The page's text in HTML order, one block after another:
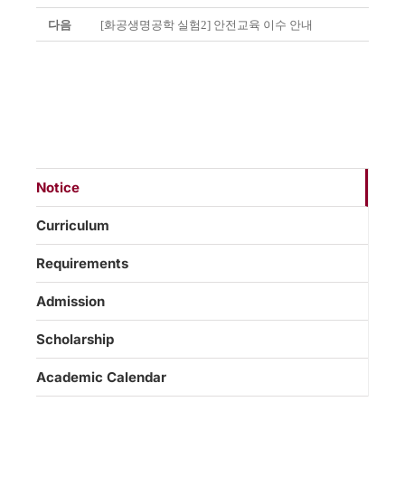
다음 [화공생명공학 실험2] 안전교육 이수 안내
Notice
Curriculum
Requirements
Admission
Scholarship
Academic Calendar